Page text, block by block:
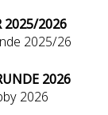
2025/2026
2025/26
2026
2026